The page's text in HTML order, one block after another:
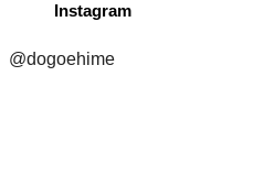
Instagram
@dogoehime